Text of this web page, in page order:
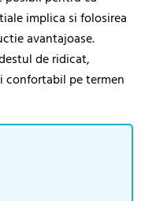
implica si folosirea
avantajoase.
de ridicat,
pe termen